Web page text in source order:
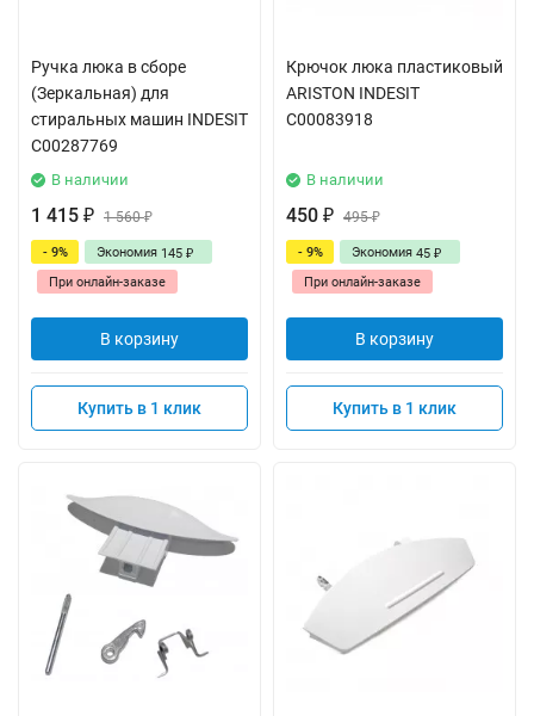
Ручка люка в сборе
(Зеркальная) для
стиральных машин INDESIT
C00287769
В наличии
1 415 ₽ 1 560₽
- 9% Экономия 145 ₽
При онлайн-заказе
В корзину
Купить в 1 клик
Крючок люка пластиковый
ARISTON INDESIT
C00083918
В наличии
450 ₽ 495₽
- 9% Экономия 45 ₽
При онлайн-заказе
В корзину
Купить в 1 клик